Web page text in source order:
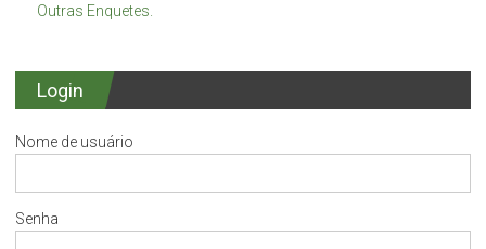
Outras Enquetes.
Login
Nome de usuário
Senha